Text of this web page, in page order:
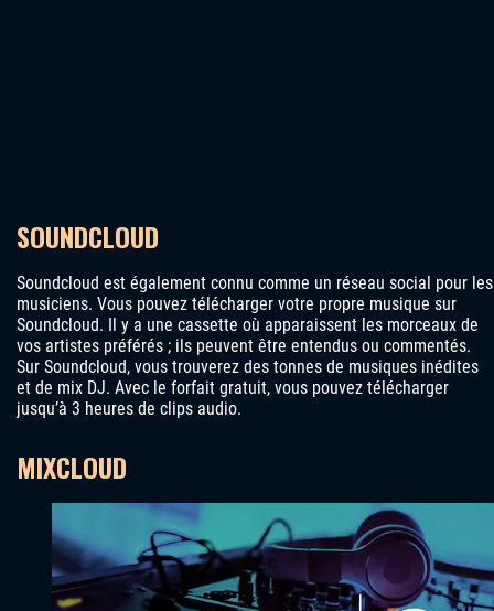
SOUNDCLOUD
Soundcloud est également connu comme un réseau social pour les
musiciens. Vous pouvez télécharger votre propre musique sur
Soundcloud. Il y a une cassette où apparaissent les morceaux de
vos artistes préférés ; ils peuvent être entendus ou commentés.
Sur Soundcloud, vous trouverez des tonnes de musiques inédites
et de mix DJ. Avec le forfait gratuit, vous pouvez télécharger
jusqu’à 3 heures de clips audio.
MIXCLOUD